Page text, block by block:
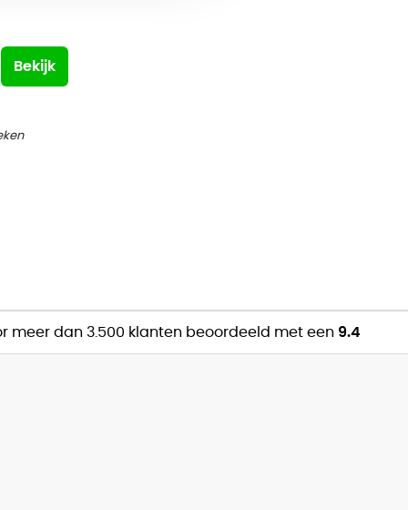
Bekijk
meer dan 3.500 klanten beoordeeld met een 9.4